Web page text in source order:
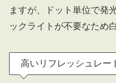
ますが、ドット単位で発
ックライトが不要なため
高いリフレッシュレー